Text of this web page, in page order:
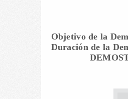
Objetivo de la
Duración de la